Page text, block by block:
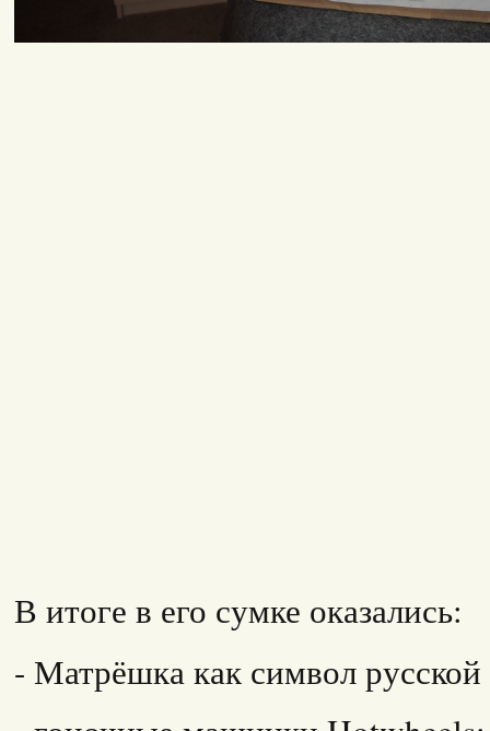
В итоге в его сумке оказались:
- Матрёшка как символ